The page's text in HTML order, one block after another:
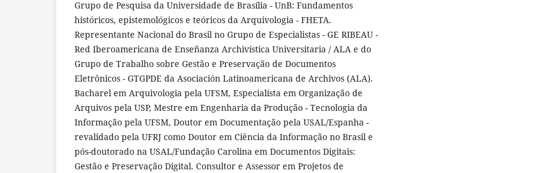
Grupo de Pesquisa da Universidade de Brasília - UnB: Fundamentos
históricos, epistemológicos e teóricos da Arquivologia - FHETA.
Representante Nacional do Brasil no Grupo de Especialistas - GE RIBEAU -
Red Iberoamericana de Enseñanza Archivística Universitaria / ALA e do
Grupo de Trabalho sobre Gestão e Preservação de Documentos
Eletrônicos - GTGPDE da Asociación Latinoamericana de Archivos (ALA).
Bacharel em Arquivologia pela UFSM, Especialista em Organização de
Arquivos pela USP, Mestre em Engenharia da Produção - Tecnologia da
Informação pela UFSM, Doutor em Documentação pela USAL/Espanha -
revalidado pela UFRJ como Doutor em Ciência da Informação no Brasil e
pós-doutorado na USAL/Fundação Carolina em Documentos Digitais:
Gestão e Preservação Digital. Consultor e Assessor em Projetos de